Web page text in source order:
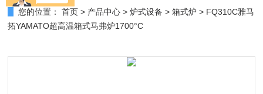
您的位置： 首页 > 产品中心 >炉式设备 >箱式炉 > FQ310C雅马
拓YAMATO超高温箱式马弗炉1700°C